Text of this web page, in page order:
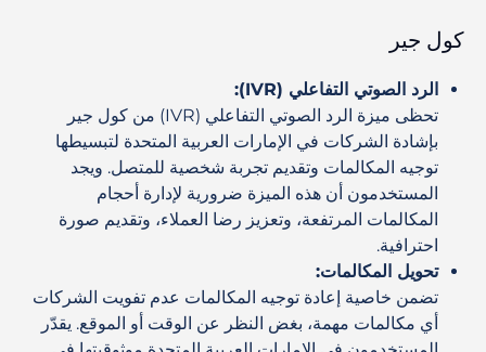
كول جير
الرد الصوتي التفاعلي (IVR):
تحظى ميزة الرد الصوتي التفاعلي (IVR) من كول جير
بإشادة الشركات في الإمارات العربية المتحدة لتبسيطها
توجيه المكالمات وتقديم تجربة شخصية للمتصل. ويجد
المستخدمون أن هذه الميزة ضرورية لإدارة أحجام
المكالمات المرتفعة، وتعزيز رضا العملاء، وتقديم صورة
احترافية.
تحويل المكالمات:
تضمن خاصية إعادة توجيه المكالمات عدم تفويت الشركات
أي مكالمات مهمة، بغض النظر عن الوقت أو الموقع. يقدّر